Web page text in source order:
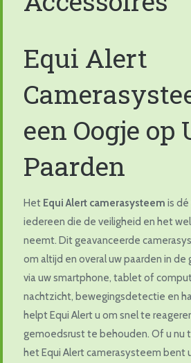
Equi Alert
een Oogje op
Paarden
Het Equi Alert camerasysteem is
iedereen die de veiligheid en het
neemt. Dit geavanceerde
om altijd en overal uw paarden in
via uw smartphone, tablet of
nachtzicht, bewegingsdetectie en
helpt Equi Alert u om snel te
gemoedsrust te behouden. Of u nu
het Equi Alert camerasysteem bent